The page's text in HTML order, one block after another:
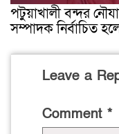
পটুয়াখালী বন্দর
সম্পাদক নির্বাচিত
Leave a
Comment *